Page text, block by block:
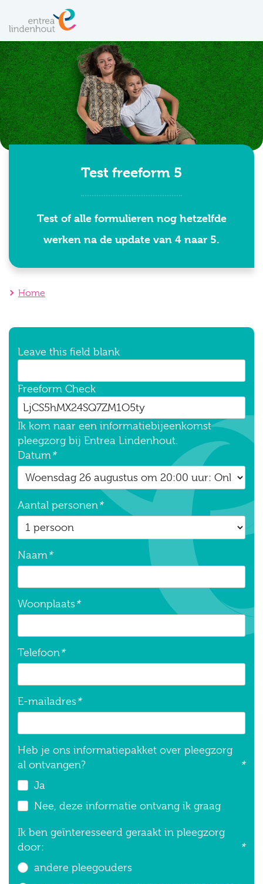
Test freeform 5
Test of alle formulieren nog hetzelfde
werken na de update van 4 naar 5.
Home
Leave this field blank
Freeform Check
Ik kom naar een informatiebijeenkomst
pleegzorg bij Entrea Lindenhout.
Datum *
Aantal personen *
Naam *
Woonplaats*
Telefoon *
E-mailadres*
Heb je ons informatiepakket over pleegzorg
al ontvangen?
*
Ja
Nee, deze informatie ontvang ik graag
Ik ben geïnteresseerd geraakt in pleegzorg
door:
*
andere pleegouders